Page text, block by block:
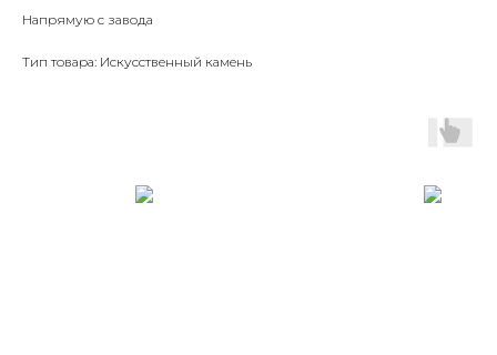
Напрямую с завода
Тип товара: Искусственный камень